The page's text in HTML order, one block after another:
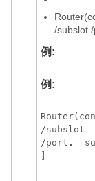
/subslot /
例:
例:
/subslot
/port .